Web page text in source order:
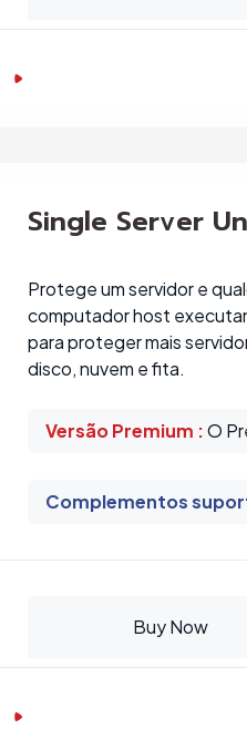
Single Server
Protege um servidor e
computador host
para proteger mais
disco, nuvem e fita.
Versão Premium :O
Complementos
Buy Now